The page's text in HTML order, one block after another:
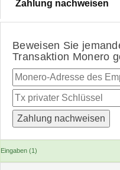
Zahlung nachweisen
Beweisen Sie
Transaktion Monero
Eingaben (1)